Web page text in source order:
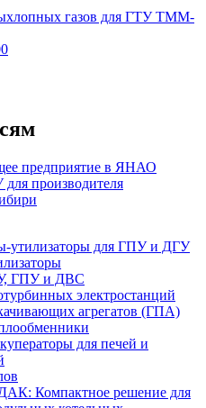
предприятие в ЯНАО
производителя
утилизаторы для ГПУ и ДГУ
ГПУ и ДВС
электростанций
агрегатов (ГПА)
для печей и
Компактное решение для